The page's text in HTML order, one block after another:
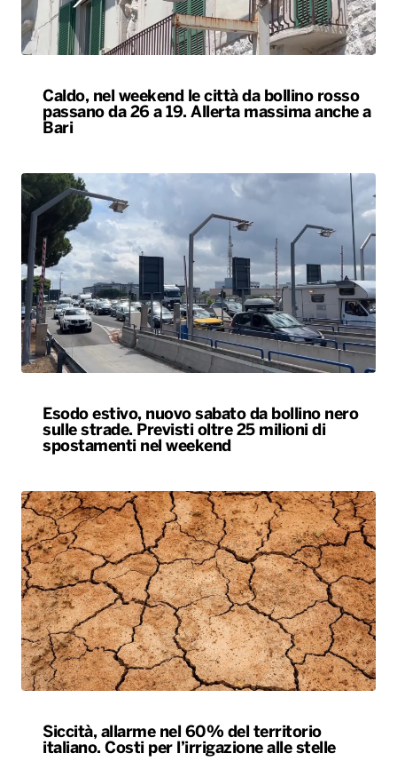
Caldo, nel weekend le città da bollino rosso
passano da 26 a 19. Allerta massima anche a
Bari
Esodo estivo, nuovo sabato da bollino nero
sulle strade. Previsti oltre 25 milioni di
spostamenti nel weekend
Siccità, allarme nel 60% del territorio
italiano. Costi per l’irrigazione alle stelle